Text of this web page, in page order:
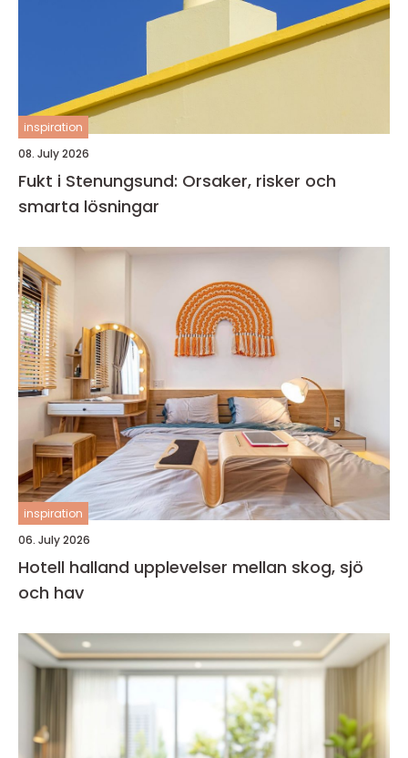
inspiration
08. July 2026
Fukt i Stenungsund: Orsaker, risker och
smarta lösningar
inspiration
06. July 2026
Hotell halland upplevelser mellan skog, sjö
och hav